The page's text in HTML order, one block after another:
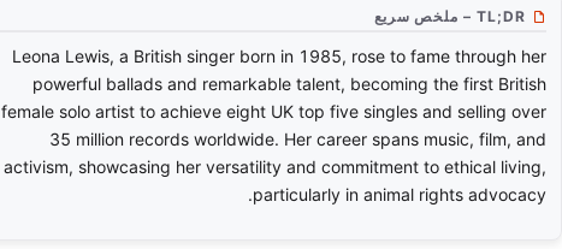
TL;DR – ملخص سريع
Leona Lewis, a British singer born in 1985, rose to fame through her
powerful ballads and remarkable talent, becoming the first British
female solo artist to achieve eight UK top five singles and selling over
35 million records worldwide. Her career spans music, film, and
activism, showcasing her versatility and commitment to ethical living,
particularly in animal rights advocacy.